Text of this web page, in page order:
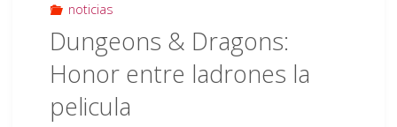
noticias
Dungeons & Dragons:
Honor entre ladrones la
pelicula